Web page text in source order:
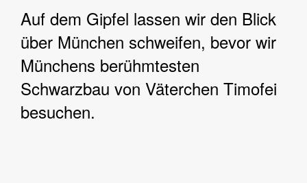
Auf dem Gipfel lassen wir den Blick
über München schweifen, bevor wir
Münchens berühmtesten
Schwarzbau von Väterchen Timofei
besuchen.